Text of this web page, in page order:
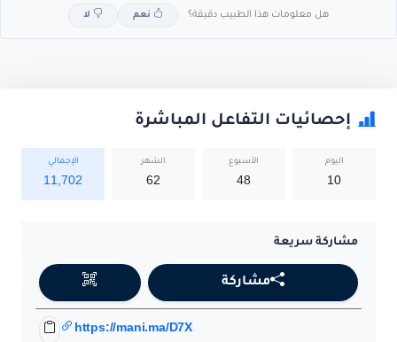
هل معلومات هذا الطبيب دقيقة؟ نعم لا
إحصائيات التفاعل المباشرة
اليوم
10
الأسبوع
48
الشهر
62
الإجمالي
11,702
مشاركة سريعة
مشاركة
https://mani.ma/D7X